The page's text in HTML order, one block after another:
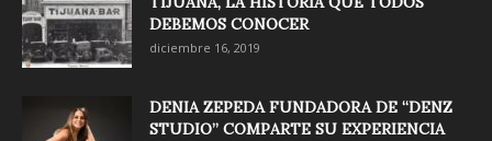
DEBEMOS CONOCER
diciembre 16, 2019
DENIA ZEPEDA FUNDADORA DE “DENZ
STUDIO” COMPARTE SU EXPERIENCIA